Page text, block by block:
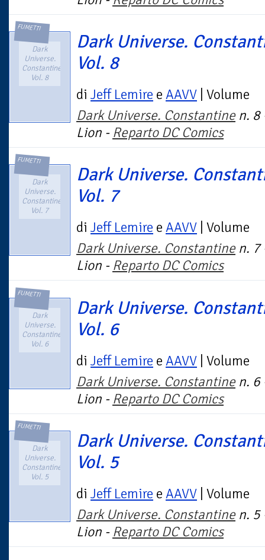
FUMETTI
Dark
Universe.
Constantine.
Vol. 8
Dark Universe.
Vol. 8
di Jeff Lemire e AAVV | Volume
Dark Universe. Constantinen. 8
Lion - Reparto DC Comics
FUMETTI
Dark
Universe.
Constantine.
Vol. 7
Dark Universe.
Vol. 7
di Jeff Lemire e AAVV | Volume
Dark Universe. Constantinen. 7
Lion - Reparto DC Comics
FUMETTI
Dark
Universe.
Constantine.
Vol. 6
Dark Universe.
Vol. 6
di Jeff Lemire e AAVV | Volume
Dark Universe. Constantinen. 6
Lion - Reparto DC Comics
FUMETTI
Dark
Universe.
Constantine.
Vol. 5
Dark Universe.
Vol. 5
di Jeff Lemire e AAVV | Volume
Dark Universe. Constantinen. 5
Lion - Reparto DC Comics